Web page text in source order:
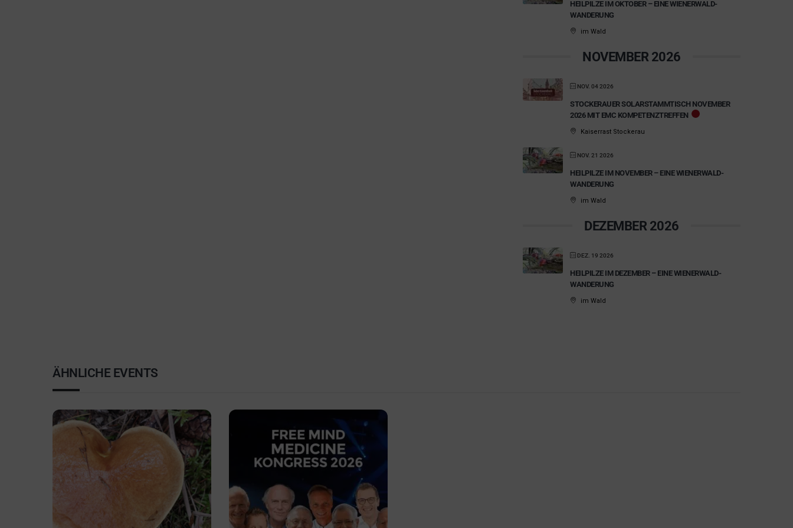
HEILPILZE IM OKTOBER – EINE WIENERWALD-
WANDERUNG
im Wald
NOVEMBER 2026
NOV. 04 2026
STOCKERAUER SOLARSTAMMTISCH NOVEMBER
2026 MIT EMC KOMPETENZTREFFEN
Kaiserrast Stockerau
NOV. 21 2026
HEILPILZE IM NOVEMBER – EINE WIENERWALD-
WANDERUNG
im Wald
DEZEMBER 2026
DEZ. 19 2026
HEILPILZE IM DEZEMBER – EINE WIENERWALD-
WANDERUNG
im Wald
ÄHNLICHE EVENTS